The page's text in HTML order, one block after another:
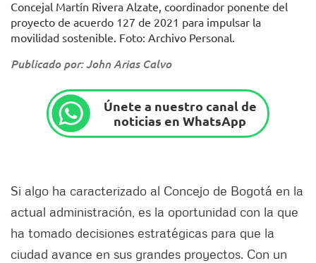
Concejal Martín Rivera Alzate, coordinador ponente del
proyecto de acuerdo 127 de 2021 para impulsar la
movilidad sostenible. Foto: Archivo Personal.
Publicado por: John Arias Calvo
Únete a nuestro canal de
noticias en WhatsApp
Si algo ha caracterizado al Concejo de Bogotá en la
actual administración, es la oportunidad con la que
ha tomado decisiones estratégicas para que la
ciudad avance en sus grandes proyectos. Con un